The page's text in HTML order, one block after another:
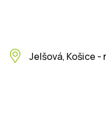
Jelšová, Košice